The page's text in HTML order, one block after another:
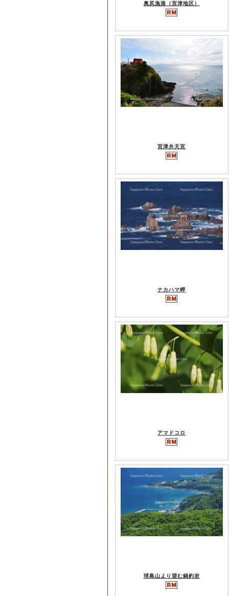
奥尻漁港（宮津地区）
宮津弁天宮
ナカハマ岬
アマドコロ
球島山より望む鍋釣岩